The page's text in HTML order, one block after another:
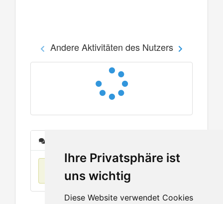
Ihre Privatsphäre ist
uns wichtig
Diese Website verwendet Cookies
Andere Aktivitäten des Nutzers
Keine Einträge